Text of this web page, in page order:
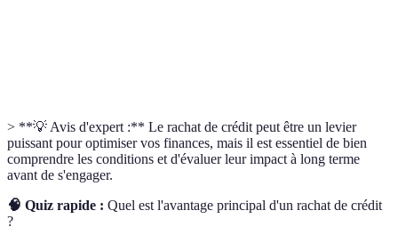
> **💡 Avis d'expert :** Le rachat de crédit peut être un levier
puissant pour optimiser vos finances, mais il est essentiel de bien
comprendre les conditions et d'évaluer leur impact à long terme
avant de s'engager.
🧠 Quiz rapide : Quel est l'avantage principal d'un rachat de crédit
?